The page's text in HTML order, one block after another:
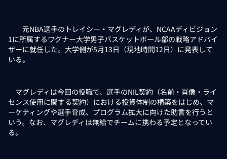
元NBA選手のトレイシー・マグレディが、NCAAディビジョン
1に所属するワグナー大学男子バスケットボール部の戦略アドバイ
ザーに就任した。大学側が5月13日（現地時間12日）に発表して
いる。
マグレディは今回の役職で、選手のNIL契約（名前・肖像・ライ
センス使用に関する契約）における投資体制の構築をはじめ、マ
ーケティングや選手育成、プログラム拡大に向けた助言を行うと
いう。なお、マグレディは無給でチームに携わる予定となってい
る。